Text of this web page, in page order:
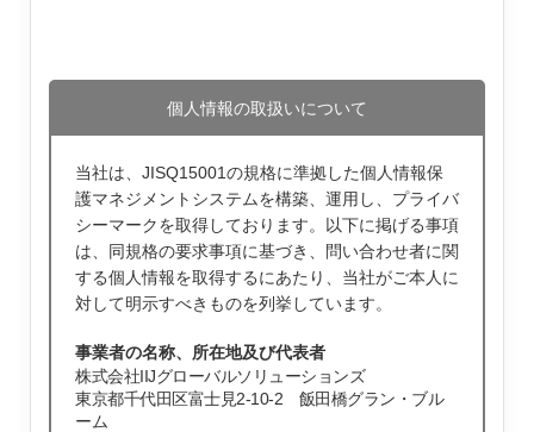
個人情報の取扱いについて
当社は、JISQ15001の規格に準拠した個人情報保
護マネジメントシステムを構築、運用し、プライバ
シーマークを取得しております。以下に掲げる事項
は、同規格の要求事項に基づき、問い合わせ者に関
する個人情報を取得するにあたり、当社がご本人に
対して明示すべきものを列挙しています。
事業者の名称、所在地及び代表者
株式会社IIJグローバルソリューションズ
東京都千代田区富士見2-10-2 飯田橋グラン・ブル
ーム